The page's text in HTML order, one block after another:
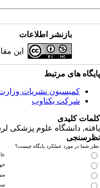
بازنشر اطلاعات
این
پایگاه های مرتبط
کمیسیون نشریات
شرکت یکتاوب
کلمات کلیدی
یافته, دانشگاه علوم پزشکی
نظرسنجی
نظر شما در مورد عملکرد پایگاه چیست؟